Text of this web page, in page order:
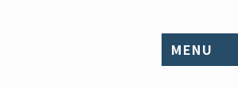
MENU